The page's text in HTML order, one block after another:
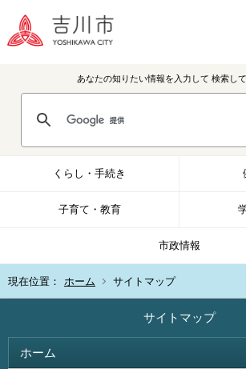
あなたの知りたい情報を入力して 検索し
くらし・手続き
子育て・教育
市政情報
現在位置： ホーム サイトマップ
サイトマップ
ホーム